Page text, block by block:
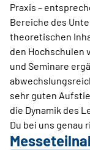
Praxis –
Bereiche des
theoretischen
den Hochschulen
und Seminare
sehr guten
die Dynamik des
Du bei uns genau